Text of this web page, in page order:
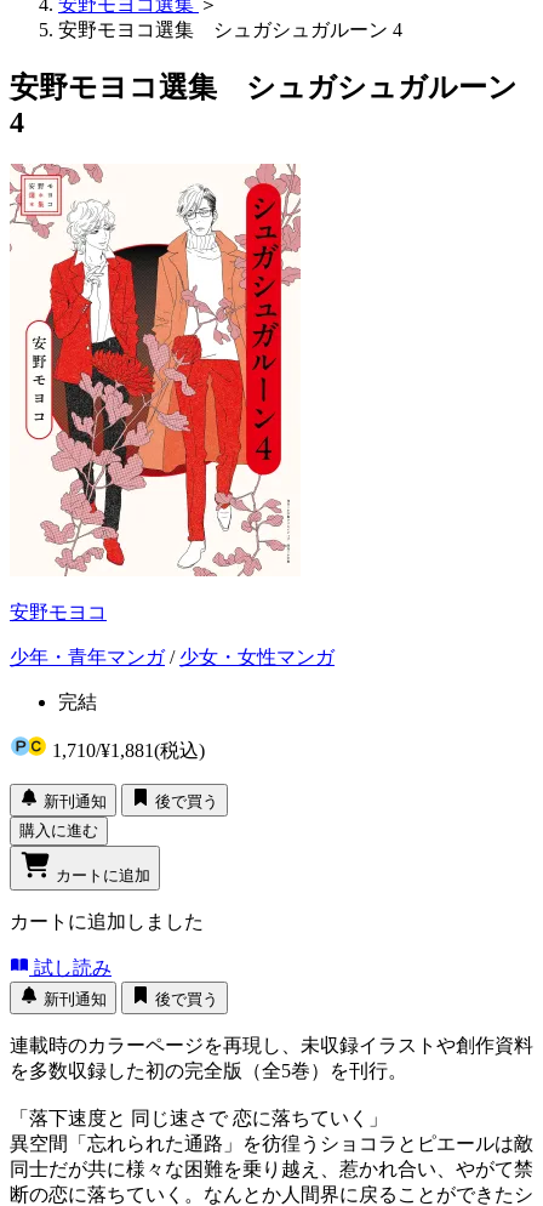
安野モヨコ選集 ＞
安野モヨコ選集 シュガシュガルーン 4
安野モヨコ選集 シュガシュガルーン
4
安野モヨコ
少年・青年マンガ/ 少女・女性マンガ
完結
1,710/¥1,881(税込)
新刊通知
後で買う
購入に進む
カートに追加
カートに追加しました
試し読み
新刊通知 後で買う
連載時のカラーページを再現し、未収録イラストや創作資料
を多数収録した初の完全版（全5巻）を刊行。
「落下速度と 同じ速さで 恋に落ちていく」
異空間「忘れられた通路」を彷徨うショコラとピエールは敵
同士だが共に様々な困難を乗り越え、惹かれ合い、やがて禁
断の恋に落ちていく。なんとか人間界に戻ることができたシ